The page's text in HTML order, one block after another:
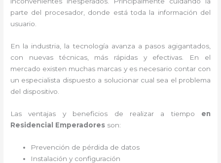
parte del procesador, donde está toda la información del
usuario.
En la industria, la tecnología avanza a pasos agigantados,
con nuevas técnicas, más rápidas y efectivas . En el
mercado existen muchas marcas y es necesario contar con
un especialista dispuesto a solucionar cual sea el problema
del dispositivo.
Las ventajas y beneficios de realizar a tiempo en
Residencial Emperadores son:
Prevención de pérdida de datos
Instalación y configuración